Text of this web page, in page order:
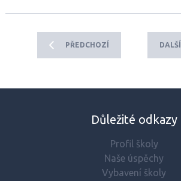
PŘEDCHOZÍ DALŠÍ
Důležité odkazy
Profil školy
Naše úspěchy
Vybavení školy